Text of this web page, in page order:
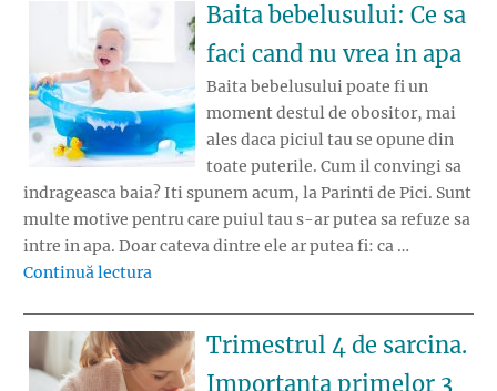
Baita bebelusului: Ce sa
faci cand nu vrea in apa
Baita bebelusului poate fi un
moment destul de obositor, mai
ales daca piciul tau se opune din
toate puterile. Cum il convingi sa
indrageasca baia? Iti spunem acum, la Parinti de Pici. Sunt
multe motive pentru care puiul tau s-ar putea sa refuze sa
intre in apa. Doar cateva dintre ele ar putea fi: ca …
Continuă lectura
Trimestrul 4 de sarcina.
Importanta primelor 3